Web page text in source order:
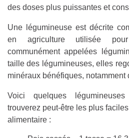
des doses plus puissantes et
Une légumineuse est décrite
en agriculture utilisée
communément appelées
taille des légumineuses, elles
minéraux bénéfiques, notamment
Voici quelques
trouverez peut-être les plus
alimentaire :